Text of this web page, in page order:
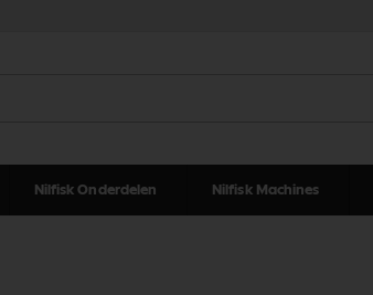
Nilfisk Onderdelen Nilfisk Machines